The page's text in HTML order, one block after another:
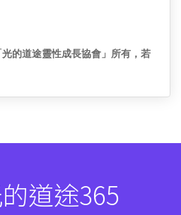
的道途靈性成長協會」所有，若
道途365